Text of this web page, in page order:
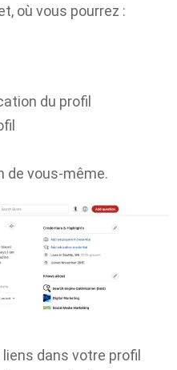
où vous pourrez :
du profil
de vous-même.
dans votre profil